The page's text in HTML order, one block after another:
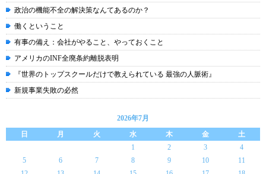
政治の機能不全の解決策なんてあるのか？
働くということ
有事の備え：会社がやること、やっておくこと
アメリカのINF全廃条約離脱表明
『世界のトップスクールだけで教えられている 最強の人脈術』
新規事業失敗の必然
2026年7月
日
月 火 水 木 金
土
1
2 3
4
5
6 7 8 9 10
11